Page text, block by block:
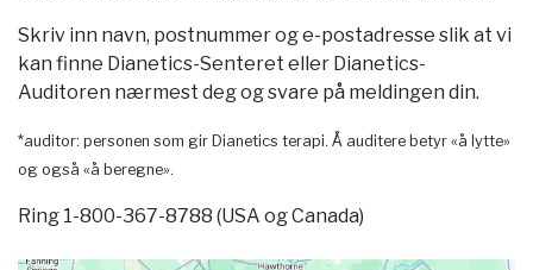
Skriv inn navn, postnummer og e-postadresse slik at vi
kan finne Dianetics-Senteret eller Dianetics-
Auditoren nærmest deg og svare på meldingen din.
*auditor: personen som gir Dianetics terapi. Å auditere betyr «å lytte»
og også «å beregne».
Ring 1-800-367-8788 (USA og Canada)